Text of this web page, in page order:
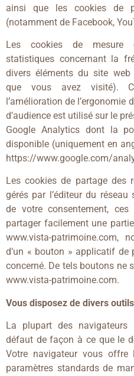
ainsi que les cookies de
(notamment de Facebook,
Les cookies de mesure
statistiques concernant la
divers éléments du site
que vous avez visité).
l’amélioration de l’ergonomie
d’audience est utilisé sur le
Google Analytics dont la
disponible (uniquement en
https://www.google.com/
Les cookies de partage des
gérés par l’éditeur du
de votre consentement,
partager facilement une
www.vista-patrimoine.com,
d’un « bouton » applicatif de
concerné. De tels boutons ne
www.vista-patrimoine.com.
Vous disposez de divers
La plupart des navigateurs
défaut de façon à ce que le
Votre navigateur vous offre
paramètres standards de